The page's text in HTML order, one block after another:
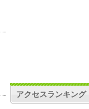
アクセスランキング